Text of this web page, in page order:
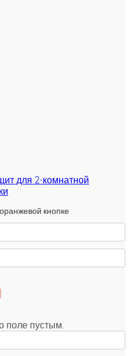
для 2-комнатной
кнопке
поле пустым.